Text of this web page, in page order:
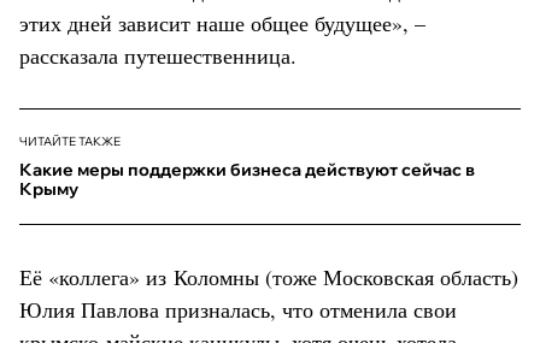
этих дней зависит наше общее будущее», –
рассказала путешественница.
ЧИТАЙТЕ ТАКЖЕ
Какие меры поддержки бизнеса действуют сейчас в
Крыму
Её «коллега» из Коломны (тоже Московская область)
Юлия Павлова призналась, что отменила свои